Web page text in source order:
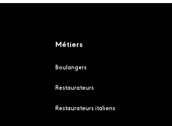
Métiers
Boulangers
Restaurateurs
Restaurateurs italiens